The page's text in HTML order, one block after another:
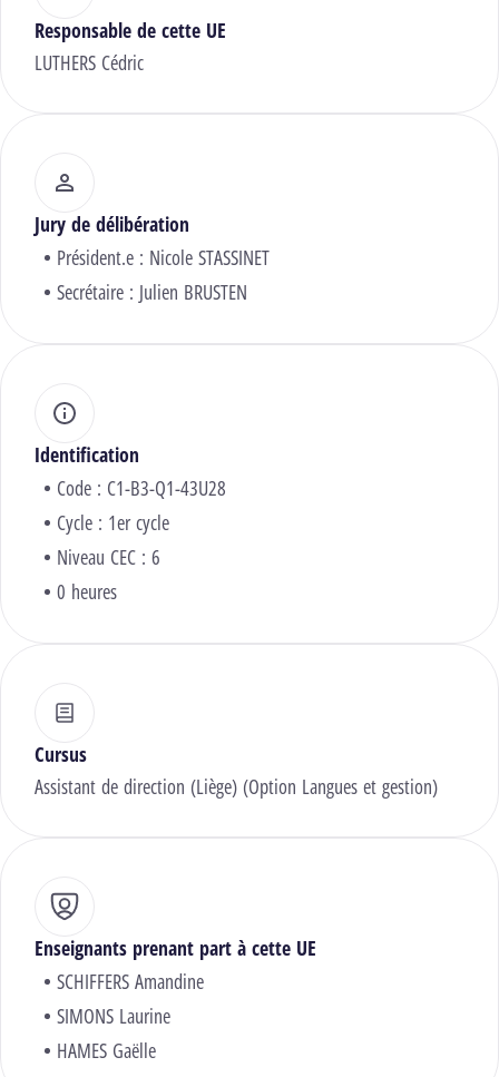
Responsable de cette UE
LUTHERS Cédric
Jury de délibération
Président.e : Nicole STASSINET
Secrétaire : Julien BRUSTEN
Identification
Code : C1-B3-Q1-43U28
Cycle : 1er cycle
Niveau CEC : 6
0 heures
Cursus
Assistant de direction (Liège) (Option Langues et gestion)
Enseignants prenant part à cette UE
SCHIFFERS Amandine
SIMONS Laurine
HAMES Gaëlle